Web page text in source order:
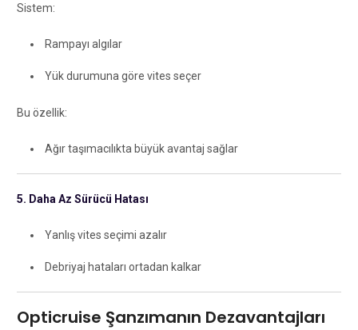
Sistem:
Rampayı algılar
Yük durumuna göre vites seçer
Bu özellik:
Ağır taşımacılıkta büyük avantaj sağlar
5. Daha Az Sürücü Hatası
Yanlış vites seçimi azalır
Debriyaj hataları ortadan kalkar
Opticruise Şanzımanın Dezavantajları